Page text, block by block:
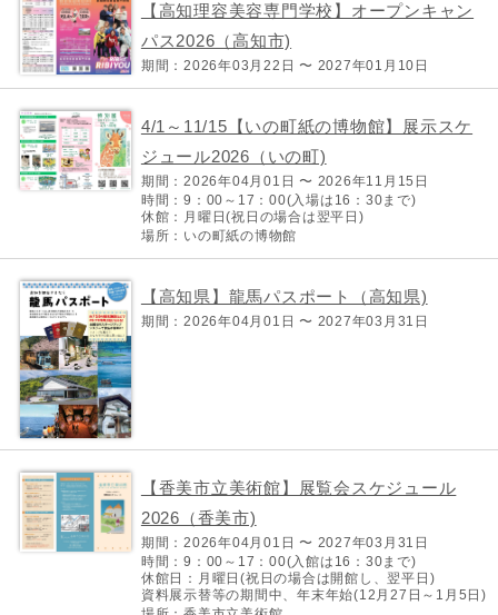
【高知理容美容専門学校】オープンキャン
パス2026（高知市)
期間：2026年03月22日 〜 2027年01月10日
4/1～11/15【いの町紙の博物館】展示スケ
ジュール2026（いの町)
期間：2026年04月01日 〜 2026年11月15日
時間：9：00～17：00(入場は16：30まで)
休館：月曜日(祝日の場合は翌平日)
場所：いの町紙の博物館
【高知県】龍馬パスポート（高知県)
期間：2026年04月01日 〜 2027年03月31日
【香美市立美術館】展覧会スケジュール
2026（香美市)
期間：2026年04月01日 〜 2027年03月31日
時間：9：00～17：00(入館は16：30まで)
休館日：月曜日(祝日の場合は開館し、翌平日)
資料展示替等の期間中、年末年始(12月27日～1月5日)